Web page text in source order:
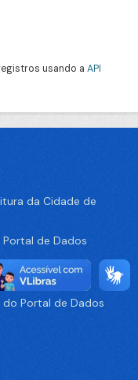
usando a API
da Cidade de
de Dados
do Recife
Portal de Dados